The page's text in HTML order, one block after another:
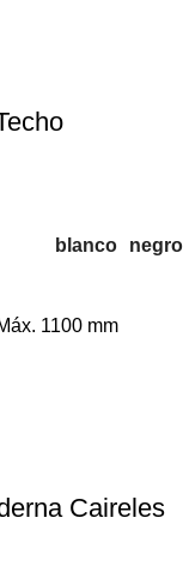
blanco negro
1100 mm
Caireles